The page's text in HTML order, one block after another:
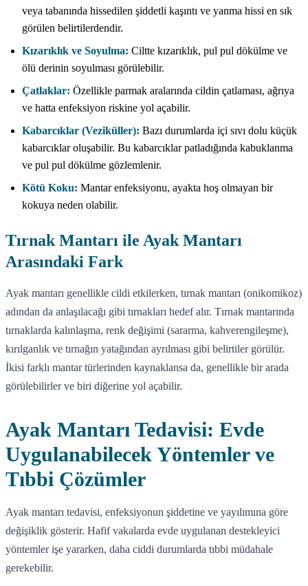
veya tabanında hissedilen şiddetli kaşıntı ve yanma hissi en sık
görülen belirtilerdendir.
Kızarıklık ve Soyulma: Ciltte kızarıklık, pul pul dökülme ve
ölü derinin soyulması görülebilir.
Çatlaklar: Özellikle parmak aralarında cildin çatlaması, ağrıya
ve hatta enfeksiyon riskine yol açabilir.
Kabarcıklar (Veziküller): Bazı durumlarda içi sıvı dolu küçük
kabarcıklar oluşabilir. Bu kabarcıklar patladığında kabuklanma
ve pul pul dökülme gözlemlenir.
Kötü Koku: Mantar enfeksiyonu, ayakta hoş olmayan bir
kokuya neden olabilir.
Tırnak Mantarı ile Ayak Mantarı
Arasındaki Fark
Ayak mantarı genellikle cildi etkilerken, tırnak mantarı (onikomikoz)
adından da anlaşılacağı gibi tırnakları hedef alır. Tırnak mantarında
tırnaklarda kalınlaşma, renk değişimi (sararma, kahverengileşme),
kırılganlık ve tırnağın yatağından ayrılması gibi belirtiler görülür.
İkisi farklı mantar türlerinden kaynaklansa da, genellikle bir arada
görülebilirler ve biri diğerine yol açabilir.
Ayak Mantarı Tedavisi: Evde
Uygulanabilecek Yöntemler ve
Tıbbi Çözümler
Ayak mantarı tedavisi, enfeksiyonun şiddetine ve yayılımına göre
değişiklik gösterir. Hafif vakalarda evde uygulanan destekleyici
yöntemler işe yararken, daha ciddi durumlarda tıbbi müdahale
gerekebilir.